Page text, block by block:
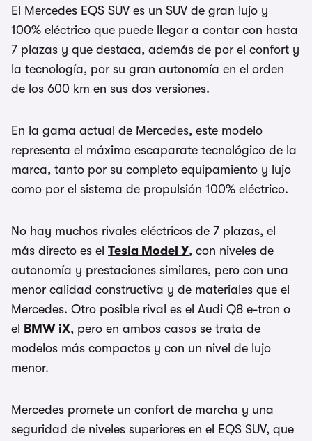
El Mercedes EQS SUV es un SUV de gran lujo y
100% eléctrico que puede llegar a contar con hasta
7 plazas y que destaca, además de por el confort y
la tecnología, por su gran autonomía en el orden
de los 600 km en sus dos versiones.
En la gama actual de Mercedes, este modelo
representa el máximo escaparate tecnológico de la
marca, tanto por su completo equipamiento y lujo
como por el sistema de propulsión 100% eléctrico.
No hay muchos rivales eléctricos de 7 plazas, el
más directo es el Tesla Model Y, con niveles de
autonomía y prestaciones similares, pero con una
menor calidad constructiva y de materiales que el
Mercedes. Otro posible rival es el Audi Q8 e-tron o
el
BMW iX, pero en ambos casos se trata de
modelos más compactos y con un nivel de lujo
menor.
Mercedes promete un confort de marcha y una
seguridad de niveles superiores en el EQS SUV, que